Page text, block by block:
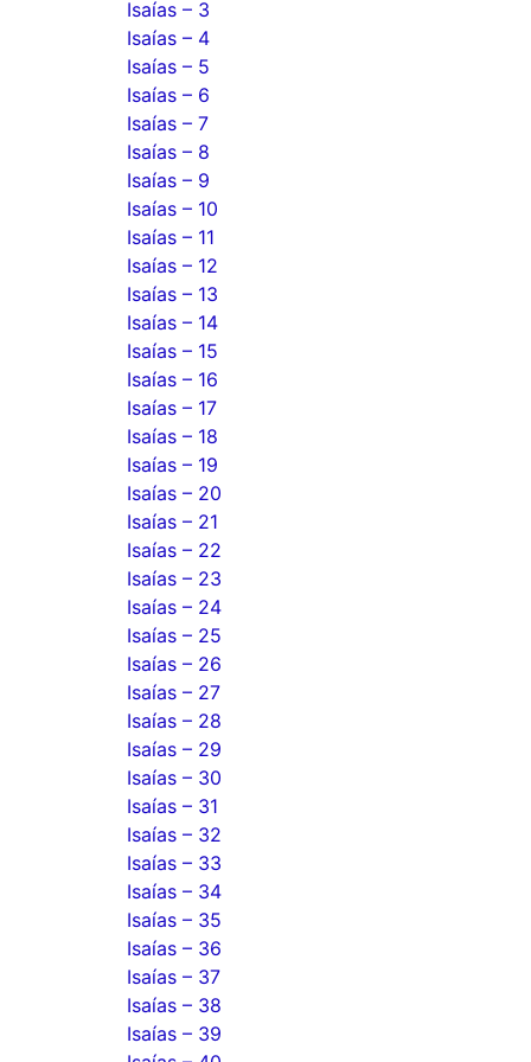
Isaías – 3
Isaías – 4
Isaías – 5
Isaías – 6
Isaías – 7
Isaías – 8
Isaías – 9
Isaías – 10
Isaías – 11
Isaías – 12
Isaías – 13
Isaías – 14
Isaías – 15
Isaías – 16
Isaías – 17
Isaías – 18
Isaías – 19
Isaías – 20
Isaías – 21
Isaías – 22
Isaías – 23
Isaías – 24
Isaías – 25
Isaías – 26
Isaías – 27
Isaías – 28
Isaías – 29
Isaías – 30
Isaías – 31
Isaías – 32
Isaías – 33
Isaías – 34
Isaías – 35
Isaías – 36
Isaías – 37
Isaías – 38
Isaías – 39